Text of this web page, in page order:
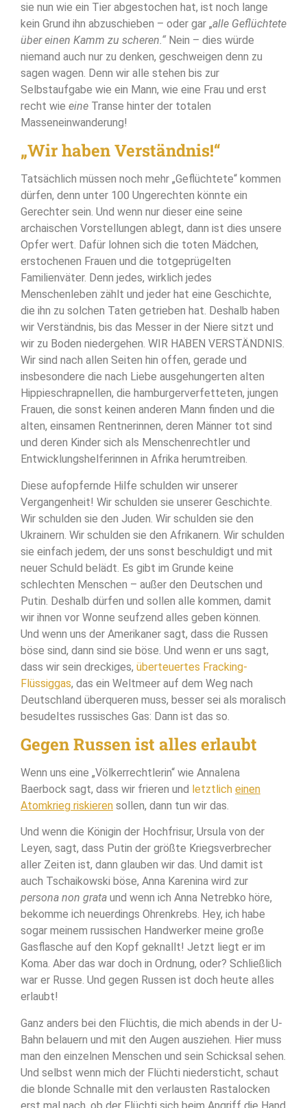
sie nun wie ein Tier abgestochen hat, ist noch lange
kein Grund ihn abzuschieben – oder gar „alle Geflüchtete
über einen Kamm zu scheren.“Nein – dies würde
niemand auch nur zu denken, geschweigen denn zu
sagen wagen. Denn wir alle stehen bis zur
Selbstaufgabe wie ein Mann, wie eine Frau und erst
recht wie eine Transe hinter der totalen
Masseneinwanderung!
„Wir haben Verständnis!“
Tatsächlich müssen noch mehr „Geflüchtete“ kommen
dürfen, denn unter 100 Ungerechten könnte ein
Gerechter sein. Und wenn nur dieser eine seine
archaischen Vorstellungen ablegt, dann ist dies unsere
Opfer wert. Dafür lohnen sich die toten Mädchen,
erstochenen Frauen und die totgeprügelten
Familienväter. Denn jedes, wirklich jedes
Menschenleben zählt und jeder hat eine Geschichte,
die ihn zu solchen Taten getrieben hat. Deshalb haben
wir Verständnis, bis das Messer in der Niere sitzt und
wir zu Boden niedergehen. WIR HABEN VERSTÄNDNIS.
Wir sind nach allen Seiten hin offen, gerade und
insbesondere die nach Liebe ausgehungerten alten
Hippieschrapnellen, die hamburgerverfetteten, jungen
Frauen, die sonst keinen anderen Mann finden und die
alten, einsamen Rentnerinnen, deren Männer tot sind
und deren Kinder sich als Menschenrechtler und
Entwicklungshelferinnen in Afrika herumtreiben.
Diese aufopfernde Hilfe schulden wir unserer
Vergangenheit! Wir schulden sie unserer Geschichte.
Wir schulden sie den Juden. Wir schulden sie den
Ukrainern. Wir schulden sie den Afrikanern. Wir schulden
sie einfach jedem, der uns sonst beschuldigt und mit
neuer Schuld belädt. Es gibt im Grunde keine
schlechten Menschen – außer den Deutschen und
Putin. Deshalb dürfen und sollen alle kommen, damit
wir ihnen vor Wonne seufzend alles geben können.
Und wenn uns der Amerikaner sagt, dass die Russen
böse sind, dann sind sie böse. Und wenn er uns sagt,
dass wir sein dreckiges, überteuertes Fracking-
Flüssiggas, das ein Weltmeer auf dem Weg nach
Deutschland überqueren muss, besser sei als moralisch
besudeltes russisches Gas: Dann ist das so.
Gegen Russen ist alles erlaubt
Wenn uns eine „Völkerrechtlerin“ wie Annalena
Baerbock sagt, dass wir frieren und letztlich einen
Atomkrieg riskieren sollen, dann tun wir das.
Und wenn die Königin der Hochfrisur, Ursula von der
Leyen, sagt, dass Putin der größte Kriegsverbrecher
aller Zeiten ist, dann glauben wir das. Und damit ist
auch Tschaikowski böse, Anna Karenina wird zur
persona non grata und wenn ich Anna Netrebko höre,
bekomme ich neuerdings Ohrenkrebs. Hey, ich habe
sogar meinem russischen Handwerker meine große
Gasflasche auf den Kopf geknallt! Jetzt liegt er im
Koma. Aber das war doch in Ordnung, oder? Schließlich
war er Russe. Und gegen Russen ist doch heute alles
erlaubt!
Ganz anders bei den Flüchtis, die mich abends in der U-
Bahn belauern und mit den Augen ausziehen. Hier muss
man den einzelnen Menschen und sein Schicksal sehen.
Und selbst wenn mich der Flüchti niedersticht, schaut
die blonde Schnalle mit den verlausten Rastalocken